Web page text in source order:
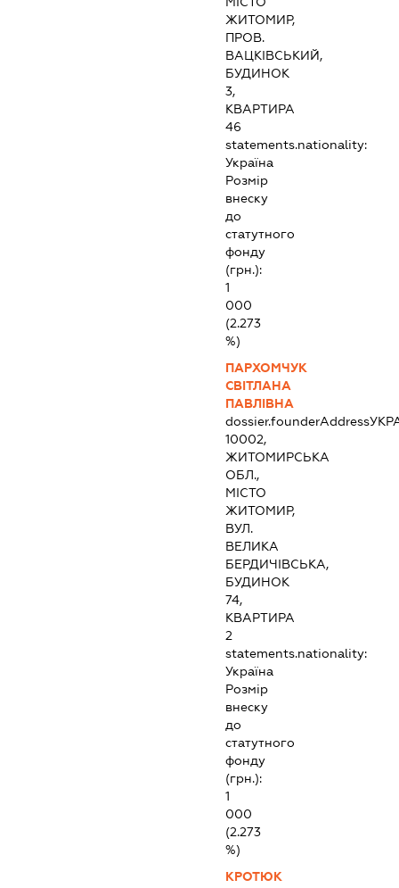
ЖИТОМИР,
ПРОВ.
ВАЦКІВСЬКИЙ,
БУДИНОК
3,
КВАРТИРА
46
statements.nationality:
Україна
Розмір
внеску
до
статутного
фонду
(грн.):
1
000
(2.273
%)
ПАРХОМЧУК
СВІТЛАНА
ПАВЛІВНА
dossier.founderAddress
10002,
ЖИТОМИРСЬКА
ОБЛ.,
МІСТО
ЖИТОМИР,
ВУЛ.
ВЕЛИКА
БЕРДИЧІВСЬКА,
БУДИНОК
74,
КВАРТИРА
2
statements.nationality:
Україна
Розмір
внеску
до
статутного
фонду
(грн.):
1
000
(2.273
%)
КРОТЮК